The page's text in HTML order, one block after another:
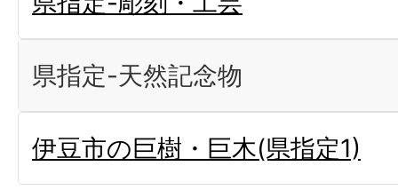
県指定-天然記念物
伊豆市の巨樹・巨木(県指定1)